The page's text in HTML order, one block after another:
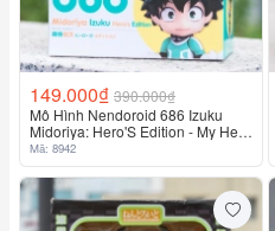
149.000₫ 390.000₫
Mô Hình Nendoroid 686 Izuku
Midoriya: Hero'S Edition - My Hero
Academia
Mã: 8942